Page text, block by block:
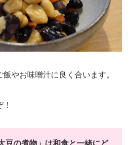
やお味噌汁に良く合います。